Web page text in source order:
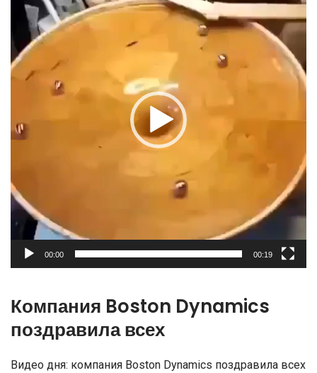
00:00 00:19
Компания Boston Dynamics
поздравила всех
Видео дня: компания Boston Dynamics поздравила всех